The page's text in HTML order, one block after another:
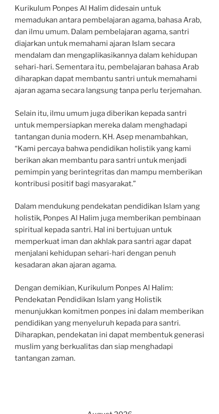
Kurikulum Ponpes Al Halim didesain untuk
memadukan antara pembelajaran agama, bahasa Arab,
dan ilmu umum. Dalam pembelajaran agama, santri
diajarkan untuk memahami ajaran Islam secara
mendalam dan mengaplikasikannya dalam kehidupan
sehari-hari. Sementara itu, pembelajaran bahasa Arab
diharapkan dapat membantu santri untuk memahami
ajaran agama secara langsung tanpa perlu terjemahan.
Selain itu, ilmu umum juga diberikan kepada santri
untuk mempersiapkan mereka dalam menghadapi
tantangan dunia modern. KH. Asep menambahkan,
“Kami percaya bahwa pendidikan holistik yang kami
berikan akan membantu para santri untuk menjadi
pemimpin yang berintegritas dan mampu memberikan
kontribusi positif bagi masyarakat.”
Dalam mendukung pendekatan pendidikan Islam yang
holistik, Ponpes Al Halim juga memberikan pembinaan
spiritual kepada santri. Hal ini bertujuan untuk
memperkuat iman dan akhlak para santri agar dapat
menjalani kehidupan sehari-hari dengan penuh
kesadaran akan ajaran agama.
Dengan demikian, Kurikulum Ponpes Al Halim:
Pendekatan Pendidikan Islam yang Holistik
menunjukkan komitmen ponpes ini dalam memberikan
pendidikan yang menyeluruh kepada para santri.
Diharapkan, pendekatan ini dapat membentuk generasi
muslim yang berkualitas dan siap menghadapi
tantangan zaman.